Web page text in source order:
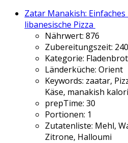
Zatar Manakish:
libanesische Pizza
Nährwert: 876
Zubereitungszeit: 240
Kategorie: Fladenbrot
Länderküche: Orient
Keywords: zaatar,
Käse, manakish
prepTime: 30
Portionen: 1
Zutatenliste: Mehl,
Zitrone, Halloumi